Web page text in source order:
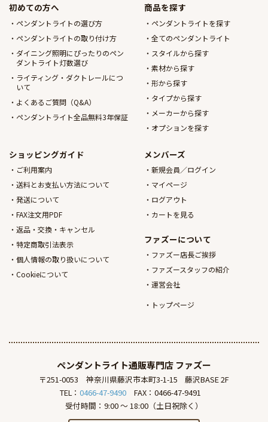
初めての方へ
ペンダントライトの選び方
ペンダントライトの取り付け方
ダイニング照明にぴったりのペン
ダントライト灯数選び
ライティング・ダクトレールにつ
いて
よくあるご質問（Q&A）
ペンダントライト全品無料3年保証
商品を探す
ペンダントライトを探す
全てのペンダントライト
スタイルから探す
素材から探す
形から探す
タイプから探す
メーカーから探す
オプションを探す
ショッピングガイド
ご利用案内
送料とお支払い方法について
発送について
FAX注文用PDF
返品・交換・キャンセル
特定商取引法表示
個人情報の取り扱いについて
Cookieについて
メンバーズ
新規会員／ログイン
マイページ
ログアウト
カートを見る
ファズーについて
ファズー店長ご挨拶
ファズースタッフの紹介
運営会社
トップページ
ペンダントライト通販専門店 ファズー
〒251-0053 神奈川県藤沢市本町3-1-15
藤沢BASE 2F
TEL： 0466-47-9490
FAX：0466-47-9491
受付時間：9:00 ～ 18:00（土日祝除く）